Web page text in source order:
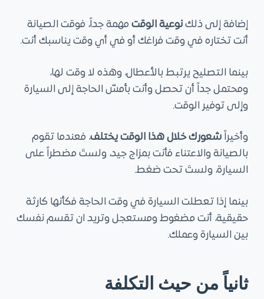
إضافة إلى ذلك نوعية الوقتمهمة جداً، فوقت الصيانة
أنت تختاره في وقت فراغك أو في أي وقت يناسبك أنت.
بينما التصليح يرتبط بالأعطال، وهذه لا وقت لها،
ومحتمل جداً أن تحصل وأنت بأمسّ الحاجة إلى السيارة
وإلى توفير الوقت.
وأخيراً شعورك خلال هذا الوقت يختلف، فعندما تقوم
بالصيانة والاعتناء فأنت بمزاج جيد، ولستَ مضطراً على
السيارة، ولستَ تحت ضغط.
بينما إذا تعطلت السيارة في وقت الحاجة فكأنها كارثة
حقيقية، أنت مضغوط ومستعجل وتريد ان تقسم نفسك
بين السيارة وعملك.
ثانياً من حيث التكلفة